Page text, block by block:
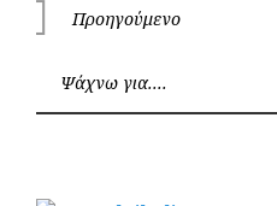
Πλοήγηση
άρθρων
Προηγούμενο